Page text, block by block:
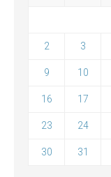
2 3
9 10
16 17
23 24
30 31